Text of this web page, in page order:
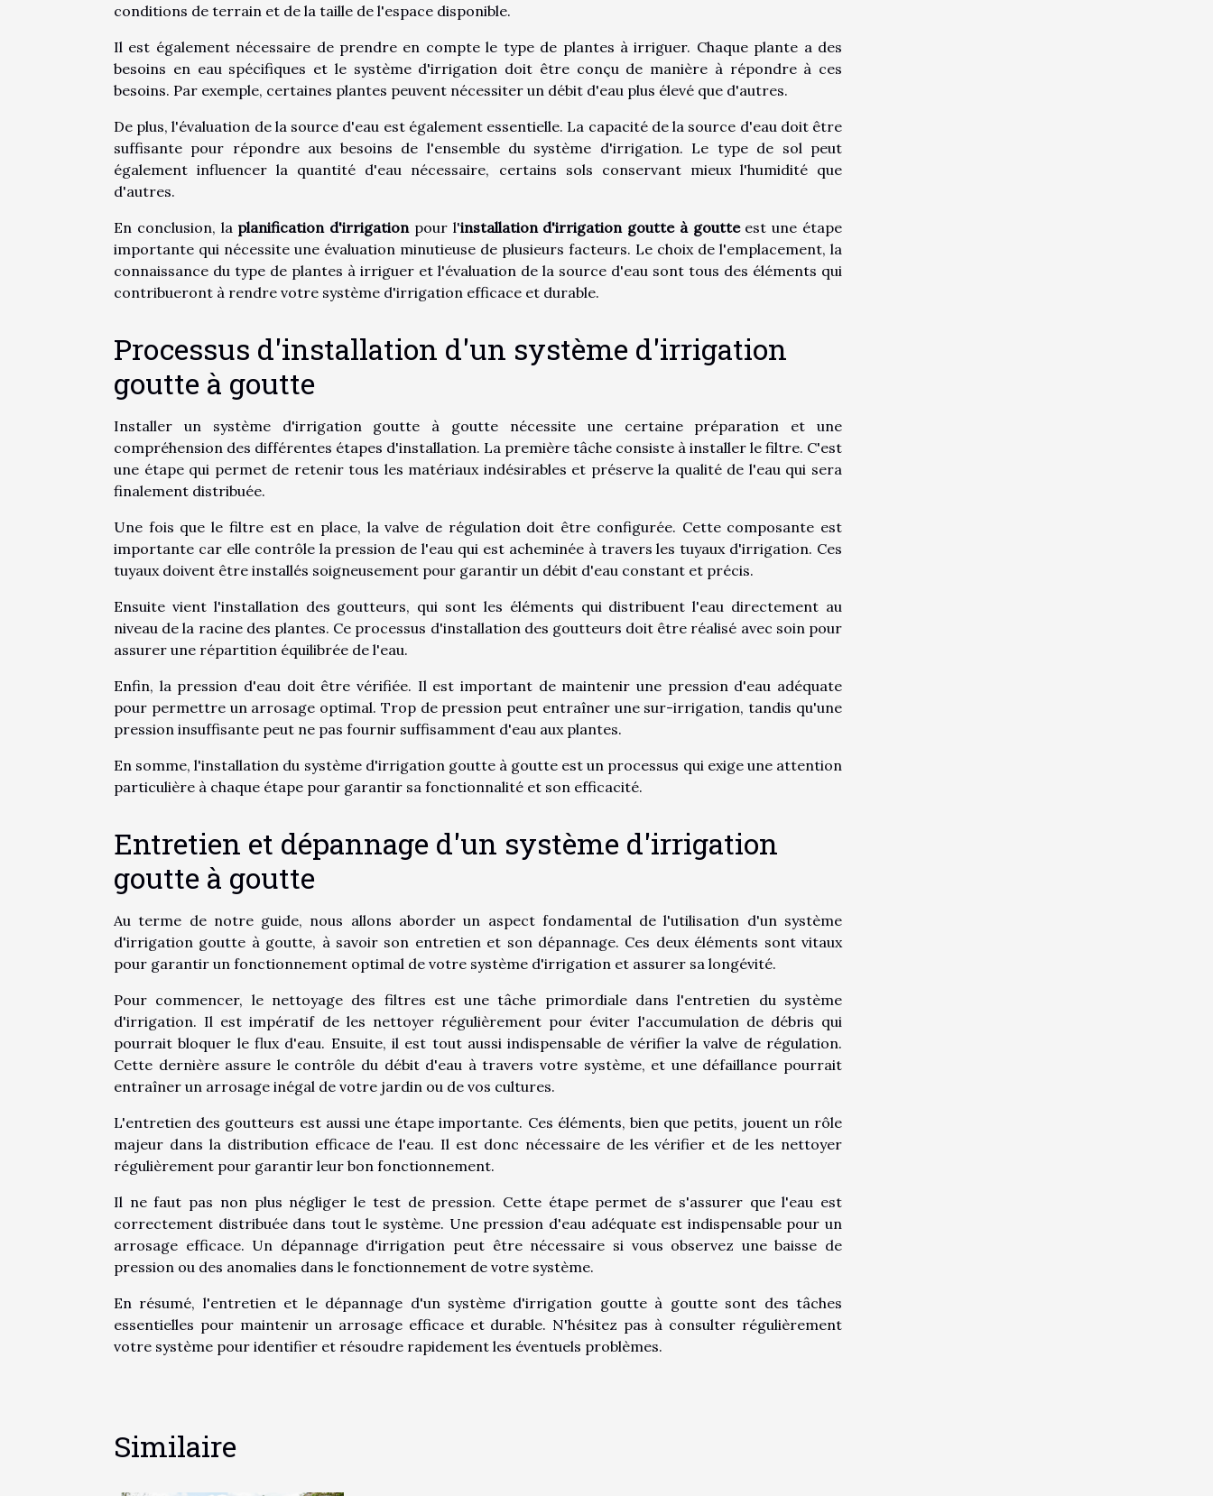
conditions de terrain et de la taille de l'espace disponible.
Il est également nécessaire de prendre en compte le type de plantes à irriguer. Chaque plante a des
besoins en eau spécifiques et le système d'irrigation doit être conçu de manière à répondre à ces
besoins. Par exemple, certaines plantes peuvent nécessiter un débit d'eau plus élevé que d'autres.
De plus, l'évaluation de la source d'eau est également essentielle. La capacité de la source d'eau doit être
suffisante pour répondre aux besoins de l'ensemble du système d'irrigation. Le type de sol peut
également influencer la quantité d'eau nécessaire, certains sols conservant mieux l'humidité que
d'autres.
En conclusion, la planification d'irrigationpour l'installation d'irrigation goutte à goutteest une étape
importante qui nécessite une évaluation minutieuse de plusieurs facteurs. Le choix de l'emplacement, la
connaissance du type de plantes à irriguer et l'évaluation de la source d'eau sont tous des éléments qui
contribueront à rendre votre système d'irrigation efficace et durable.
Processus d'installation d'un système d'irrigation
goutte à goutte
Installer un système d'irrigation goutte à goutte nécessite une certaine préparation et une
compréhension des différentes étapes d'installation. La première tâche consiste à installer le filtre. C'est
une étape qui permet de retenir tous les matériaux indésirables et préserve la qualité de l'eau qui sera
finalement distribuée.
Une fois que le filtre est en place, la valve de régulation doit être configurée. Cette composante est
importante car elle contrôle la pression de l'eau qui est acheminée à travers les tuyaux d'irrigation. Ces
tuyaux doivent être installés soigneusement pour garantir un débit d'eau constant et précis.
Ensuite vient l'installation des goutteurs, qui sont les éléments qui distribuent l'eau directement au
niveau de la racine des plantes. Ce processus d'installation des goutteurs doit être réalisé avec soin pour
assurer une répartition équilibrée de l'eau.
Enfin, la pression d'eau doit être vérifiée. Il est important de maintenir une pression d'eau adéquate
pour permettre un arrosage optimal. Trop de pression peut entraîner une sur-irrigation, tandis qu'une
pression insuffisante peut ne pas fournir suffisamment d'eau aux plantes.
En somme, l'installation du système d'irrigation goutte à goutte est un processus qui exige une attention
particulière à chaque étape pour garantir sa fonctionnalité et son efficacité.
Entretien et dépannage d'un système d'irrigation
goutte à goutte
Au terme de notre guide, nous allons aborder un aspect fondamental de l'utilisation d'un système
d'irrigation goutte à goutte, à savoir son entretien et son dépannage. Ces deux éléments sont vitaux
pour garantir un fonctionnement optimal de votre système d'irrigation et assurer sa longévité.
Pour commencer, le nettoyage des filtres est une tâche primordiale dans l'entretien du système
d'irrigation. Il est impératif de les nettoyer régulièrement pour éviter l'accumulation de débris qui
pourrait bloquer le flux d'eau. Ensuite, il est tout aussi indispensable de vérifier la valve de régulation.
Cette dernière assure le contrôle du débit d'eau à travers votre système, et une défaillance pourrait
entraîner un arrosage inégal de votre jardin ou de vos cultures.
L'entretien des goutteurs est aussi une étape importante. Ces éléments, bien que petits, jouent un rôle
majeur dans la distribution efficace de l'eau. Il est donc nécessaire de les vérifier et de les nettoyer
régulièrement pour garantir leur bon fonctionnement.
Il ne faut pas non plus négliger le test de pression. Cette étape permet de s'assurer que l'eau est
correctement distribuée dans tout le système. Une pression d'eau adéquate est indispensable pour un
arrosage efficace. Un dépannage d'irrigation peut être nécessaire si vous observez une baisse de
pression ou des anomalies dans le fonctionnement de votre système.
En résumé, l'entretien et le dépannage d'un système d'irrigation goutte à goutte sont des tâches
essentielles pour maintenir un arrosage efficace et durable. N'hésitez pas à consulter régulièrement
votre système pour identifier et résoudre rapidement les éventuels problèmes.
Similaire